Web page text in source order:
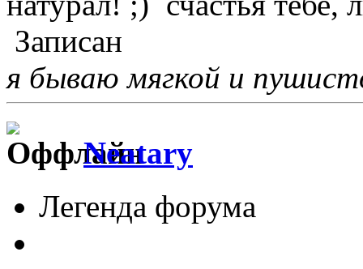
Записан
я бываю мягкой и
Neatary
Легенда форума